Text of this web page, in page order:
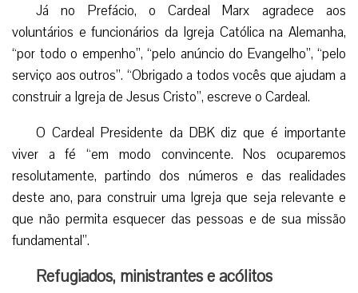
Já no Prefácio, o Cardeal Marx agradece aos
voluntários e funcionários da Igreja Católica na Alemanha,
“por todo o empenho”, “pelo anúncio do Evangelho”, “pelo
serviço aos outros”. “Obrigado a todos vocês que ajudam a
construir a Igreja de Jesus Cristo”, escreve o Cardeal.
O Cardeal Presidente da DBK diz que é importante
viver a fé “em modo convincente. Nos ocuparemos
resolutamente, partindo dos números e das realidades
deste ano, para construir uma Igreja que seja relevante e
que não permita esquecer das pessoas e de sua missão
fundamental”.
Refugiados, ministrantes e acólitos